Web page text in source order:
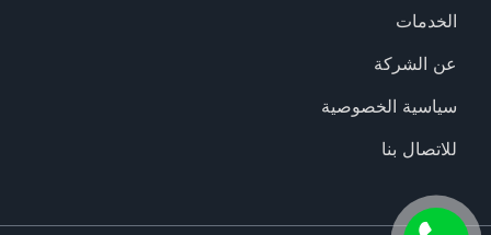
الخدمات
عن الشركة
سياسية الخصوصية
للاتصال بنا